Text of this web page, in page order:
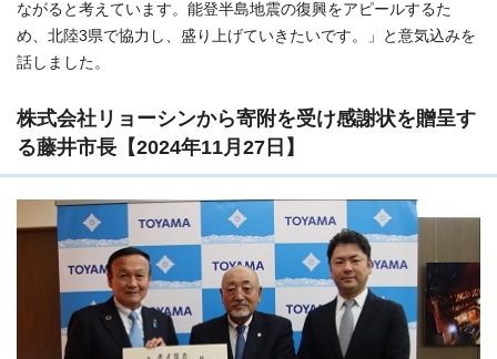
ながると考えています。能登半島地震の復興をアピールするた
め、北陸3県で協力し、盛り上げていきたいです。」と意気込みを
話しました。
株式会社リョーシンから寄附を受け感謝状を贈呈す
る藤井市長【2024年11月27日】